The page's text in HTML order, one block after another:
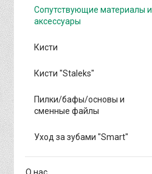
Сопутствующие материалы и
аксессуары
Кисти
Кисти "Staleks"
Пилки/бафы/основы и
сменные файлы
Уход за зубами "Smart"